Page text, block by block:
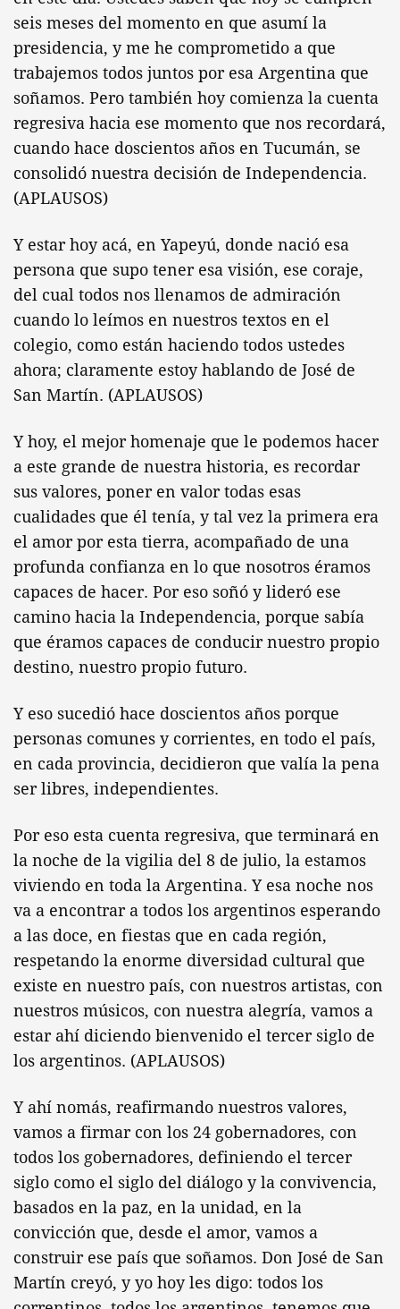
seis meses del momento en que asumí la
presidencia, y me he comprometido a que
trabajemos todos juntos por esa Argentina que
soñamos. Pero también hoy comienza la cuenta
regresiva hacia ese momento que nos recordará,
cuando hace doscientos años en Tucumán, se
consolidó nuestra decisión de Independencia.
(APLAUSOS)
Y estar hoy acá, en Yapeyú, donde nació esa
persona que supo tener esa visión, ese coraje,
del cual todos nos llenamos de admiración
cuando lo leímos en nuestros textos en el
colegio, como están haciendo todos ustedes
ahora; claramente estoy hablando de José de
San Martín. (APLAUSOS)
Y hoy, el mejor homenaje que le podemos hacer
a este grande de nuestra historia, es recordar
sus valores, poner en valor todas esas
cualidades que él tenía, y tal vez la primera era
el amor por esta tierra, acompañado de una
profunda confianza en lo que nosotros éramos
capaces de hacer. Por eso soñó y lideró ese
camino hacia la Independencia, porque sabía
que éramos capaces de conducir nuestro propio
destino, nuestro propio futuro.
Y eso sucedió hace doscientos años porque
personas comunes y corrientes, en todo el país,
en cada provincia, decidieron que valía la pena
ser libres, independientes.
Por eso esta cuenta regresiva, que terminará en
la noche de la vigilia del 8 de julio, la estamos
viviendo en toda la Argentina. Y esa noche nos
va a encontrar a todos los argentinos esperando
a las doce, en fiestas que en cada región,
respetando la enorme diversidad cultural que
existe en nuestro país, con nuestros artistas, con
nuestros músicos, con nuestra alegría, vamos a
estar ahí diciendo bienvenido el tercer siglo de
los argentinos. (APLAUSOS)
Y ahí nomás, reafirmando nuestros valores,
vamos a firmar con los 24 gobernadores, con
todos los gobernadores, definiendo el tercer
siglo como el siglo del diálogo y la convivencia,
basados en la paz, en la unidad, en la
convicción que, desde el amor, vamos a
construir ese país que soñamos. Don José de San
Martín creyó, y yo hoy les digo: todos los